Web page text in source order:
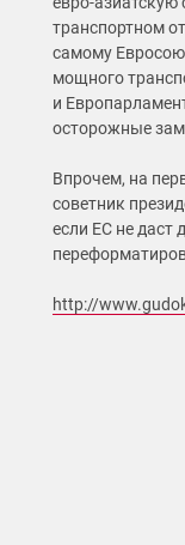
транспортном
самому
мощного
и
осторожные
Впрочем, на
советник
если ЕС не даст
http://